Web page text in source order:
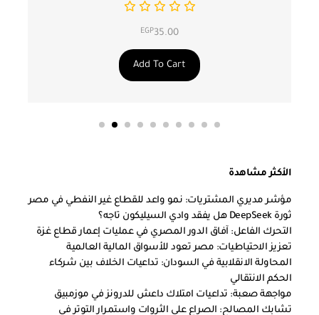
EGP35.00
Add To Cart
الأكثر مشاهدة
مؤشر مديري المشتريات: نمو واعد للقطاع غير النفطي في مصر
ثورة DeepSeek هل يفقد وادي السيليكون تاجه؟
التحرك الفاعل: آفاق الدور المصري في عمليات إعمار قطاع غزة
تعزيز الاحتياطيات: مصر تعود للأسواق المالية العالمية
المحاولة الانقلابية في السودان: تداعيات الخلاف بين شركاء
الحكم الانتقالي
مواجهة صعبة: تداعيات امتلاك داعش للدرونز في موزمبيق
تشابك المصالح: الصراع على الثروات واستمرار التوتر في